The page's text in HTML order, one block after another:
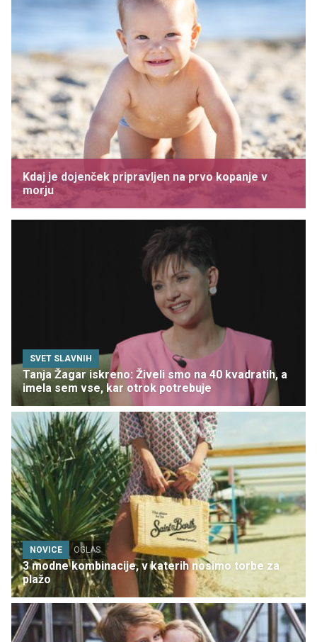
Kdaj je dojenček pripravljen na prvo kopanje v
morju
SVET SLAVNIH
Tanja Žagar iskreno: Živeli smo na 40 kvadratih, a
imela sem vse, kar otrok potrebuje
NOVICE OGLAS
3 modne kombinacije, v katerih nosimo torbe za
plažo